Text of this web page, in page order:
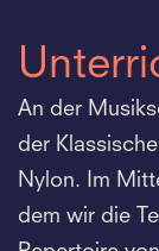
An der
der
Nylon. Im
dem wir die